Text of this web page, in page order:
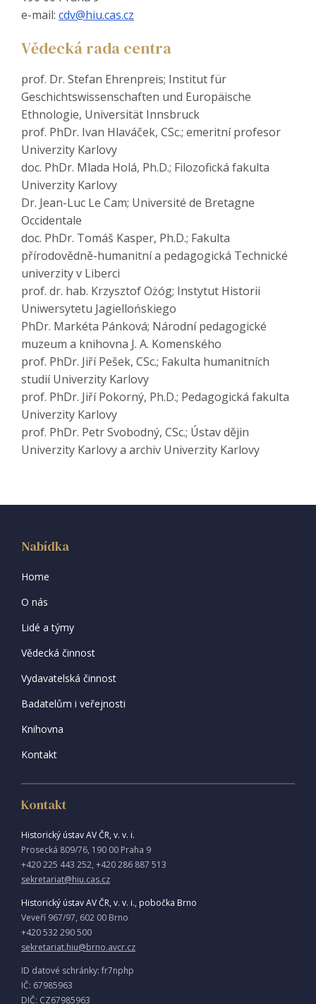
e-mail: cdv@hiu.cas.cz
Vědecká rada centra
prof. Dr. Stefan Ehrenpreis; Institut für
Geschichtswissenschaften und Europäische
Ethnologie, Universität Innsbruck
prof. PhDr. Ivan Hlaváček, CSc.; emeritní profesor
Univerzity Karlovy
doc. PhDr. Mlada Holá, Ph.D.; Filozofická fakulta
Univerzity Karlovy
Dr. Jean-Luc Le Cam; Université de Bretagne
Occidentale
doc. PhDr. Tomáš Kasper, Ph.D.; Fakulta
přírodovědně-humanitní a pedagogická Technické
univerzity v Liberci
prof. dr. hab. Krzysztof Ożóg; Instytut Historii
Uniwersytetu Jagiellońskiego
PhDr. Markéta Pánková; Národní pedagogické
muzeum a knihovna J. A. Komenského
prof. PhDr. Jiří Pešek, CSc.; Fakulta humanitních
studií Univerzity Karlovy
prof. PhDr. Jiří Pokorný, Ph.D.; Pedagogická fakulta
Univerzity Karlovy
prof. PhDr. Petr Svobodný, CSc.; Ústav dějin
Univerzity Karlovy a archiv Univerzity Karlovy
Nabídka
Home
O nás
Lidé a týmy
Vědecká činnost
Vydavatelská činnost
Badatelům i veřejnosti
Knihovna
Kontakt
Kontakt
Historický ústav AV ČR, v. v. i.
Prosecká 809/76, 190 00 Praha 9
+420 225 443 252, +420 286 887 513
sekretariat@hiu.cas.cz
Historický ústav AV ČR, v. v. i., pobočka Brno
Veveří 967/97, 602 00 Brno
+420 532 290 500
sekretariat.hiu@brno.avcr.cz
ID datové schránky: fr7nphp
IČ: 67985963
DIČ: CZ67985963